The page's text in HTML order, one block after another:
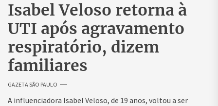
Isabel Veloso retorna à
UTI após agravamento
respiratório, dizem
familiares
GAZETA SÃO PAULO
A influenciadora Isabel Veloso, de 19 anos, voltou a ser